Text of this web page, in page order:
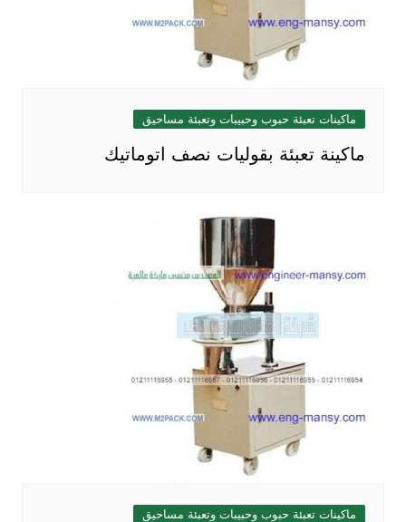
ماكينات تعبئة حبوب وحبيبات وتعبئة مساحيق
ماكينة تعبئة بقوليات نصف اتوماتيك
ماكينات تعبئة حبوب وحبيبات وتعبئة مساحيق